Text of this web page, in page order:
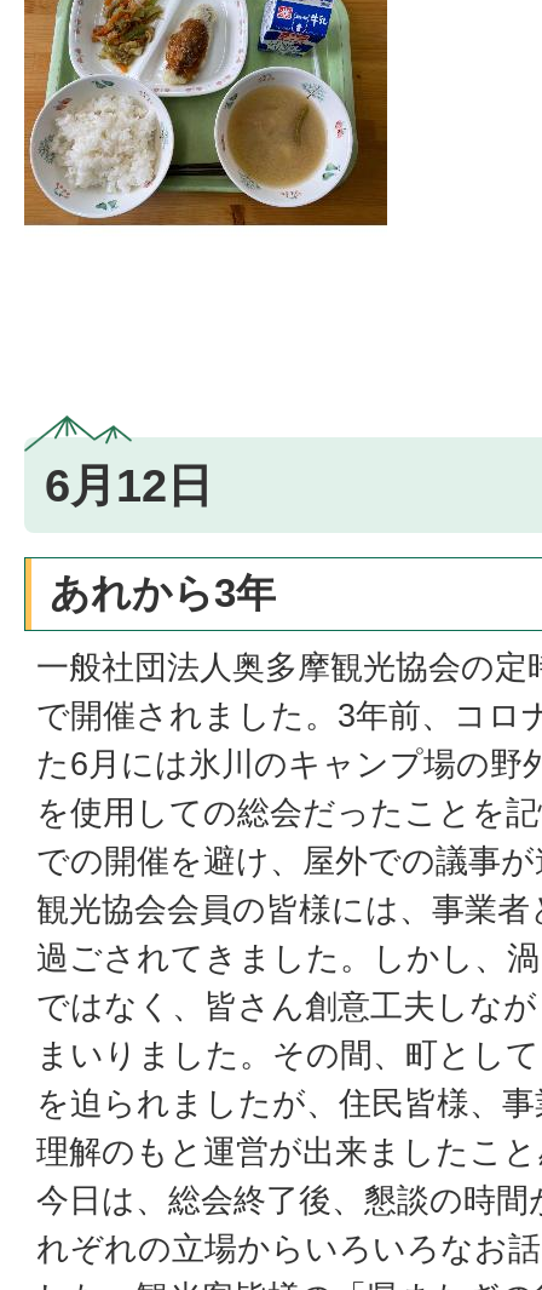
6月12日
あれから3年
一般社団法人奥多摩観光協会の
で開催されました。3年前、コロ
た6月には氷川のキャンプ場の野
を使用しての総会だったことを
での開催を避け、屋外での議事
観光協会会員の皆様には、事業
過ごされてきました。しかし、
ではなく、皆さん創意工夫しな
まいりました。その間、町とし
を迫られましたが、住民皆様、
理解のもと運営が出来ましたこ
今日は、総会終了後、懇談の時
れぞれの立場からいろいろなお